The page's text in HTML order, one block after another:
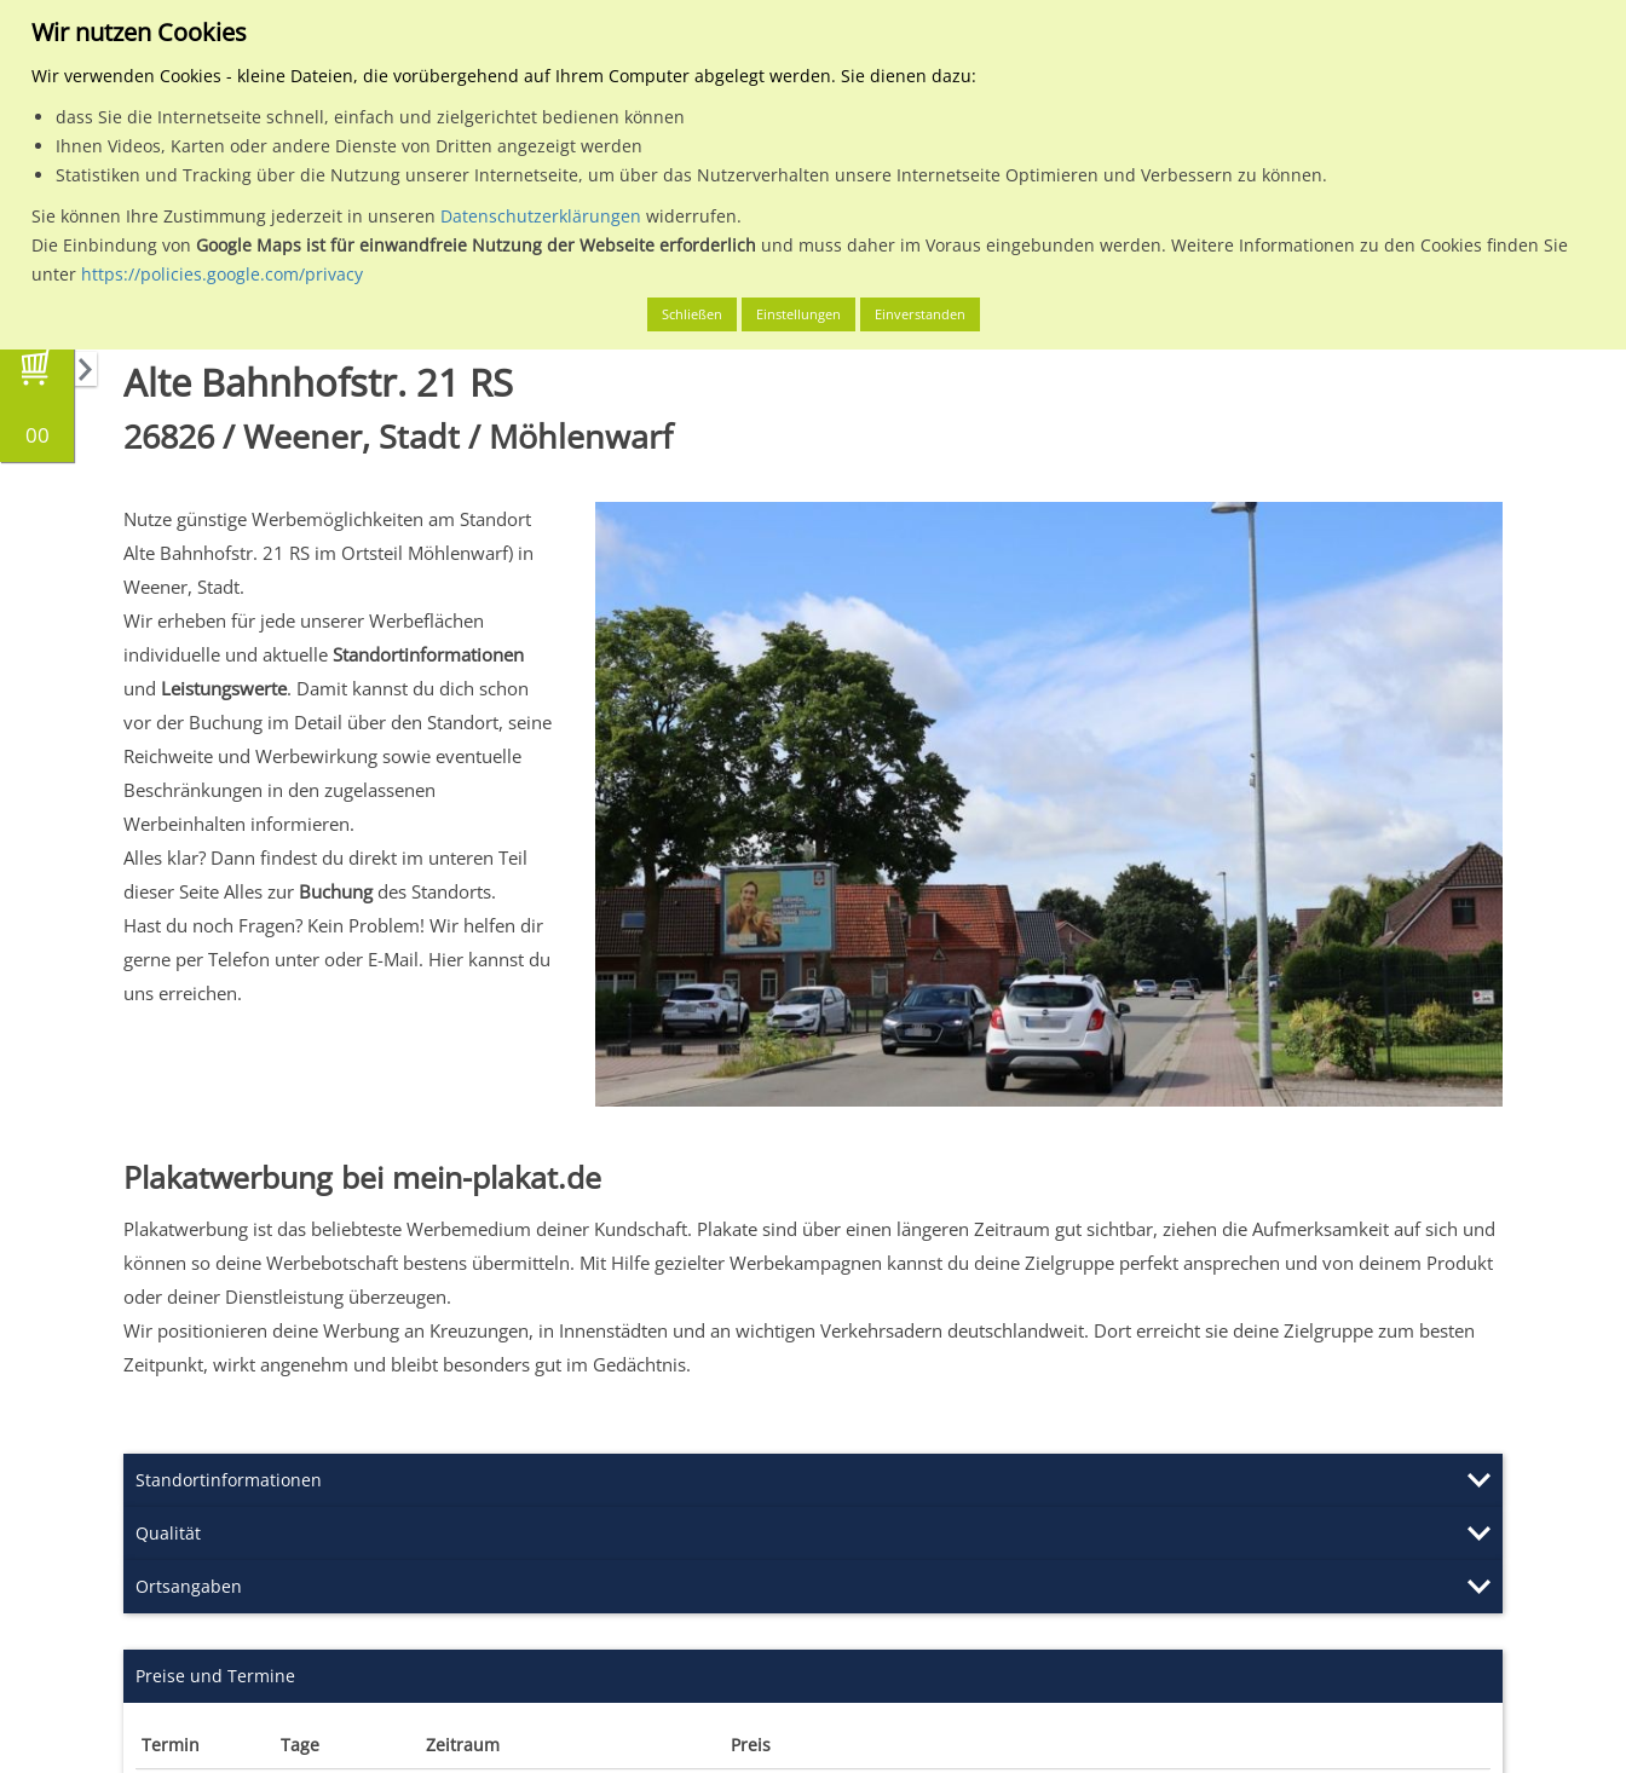
Planen & Buchen Plakatwerbung
Wähle den Werbestandort:
00
Alte Bahnhofstr. 21 RS
Alte Bahnhofstr. 21 RS
26826 / Weener, Stadt / Möhlenwarf
Nutze günstige Werbemöglichkeiten am Standort
Alte Bahnhofstr. 21 RS im Ortsteil Möhlenwarf) in
Weener, Stadt.
Wir erheben für jede unserer Werbeflächen
individuelle und aktuelle Standortinformationen
und Leistungswerte. Damit kannst du dich schon
vor der Buchung im Detail über den Standort, seine
Reichweite und Werbewirkung sowie eventuelle
Beschränkungen in den zugelassenen
Werbeinhalten informieren.
Alles klar? Dann findest du direkt im unteren Teil
dieser Seite Alles zur Buchungdes Standorts.
Hast du noch Fragen? Kein Problem! Wir helfen dir
gerne per Telefon unter oder E-Mail. Hier kannst du
uns erreichen.
Plakatwerbung bei mein-plakat.de
Plakatwerbung ist das beliebteste Werbemedium deiner Kundschaft. Plakate sind über einen längeren Zeitraum gut sichtbar, ziehen die Aufmerksamkeit auf sich und
können so deine Werbebotschaft bestens übermitteln. Mit Hilfe gezielter Werbekampagnen kannst du deine Zielgruppe perfekt ansprechen und von deinem Produkt
oder deiner Dienstleistung überzeugen.
Wir positionieren deine Werbung an Kreuzungen, in Innenstädten und an wichtigen Verkehrsadern deutschlandweit. Dort erreicht sie deine Zielgruppe zum besten
Zeitpunkt, wirkt angenehm und bleibt besonders gut im Gedächtnis.
Standortinformationen
Qualität
Ortsangaben
Preise und Termine
Termin Tage Zeitraum Preis
Wir nutzen Cookies
Wir verwenden Cookies - kleine Dateien, die vorübergehend auf Ihrem Computer abgelegt werden. Sie dienen dazu:
dass Sie die Internetseite schnell, einfach und zielgerichtet bedienen können
Ihnen Videos, Karten oder andere Dienste von Dritten angezeigt werden
Statistiken und Tracking über die Nutzung unserer Internetseite, um über das Nutzerverhalten unsere Internetseite Optimieren und Verbessern zu können.
Sie können Ihre Zustimmung jederzeit in unseren Datenschutzerklärungen widerrufen.
Die Einbindung von Google Maps ist für einwandfreie Nutzung der Webseite erforderlich und muss daher im Voraus eingebunden werden. Weitere Informationen zu den Cookies finden Sie
unter https://policies.google.com/privacy
Schließen Einstellungen Einverstanden